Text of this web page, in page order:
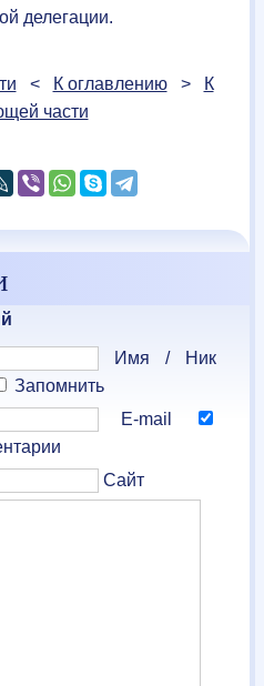
делегации.
< К оглавлению>
К
части
Имя / Ник
Запомнить
E-mail
Сайт